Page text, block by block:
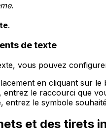
.
.
de texte
vous pouvez
en cliquant sur le
entrez le raccourci que
entrez le symbole
et des tirets